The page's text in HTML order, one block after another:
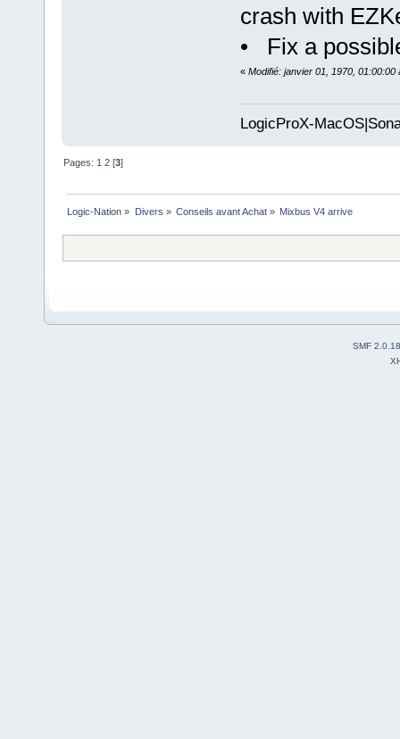
crash with
• Fix a
« Modifié: janvier 01, 1970, 01:00:00
LogicProX-
Pages: 1 2 [3]
Logic-Nation » Divers » Conseils avant Achat» Mixbus V4 arrive
SMF 2.0.18